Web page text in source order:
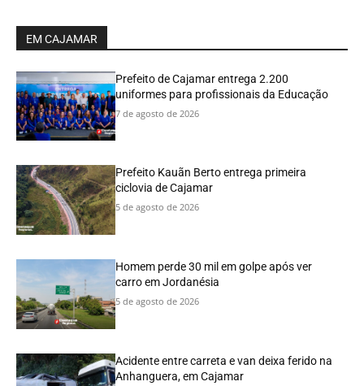
EM CAJAMAR
Prefeito de Cajamar entrega 2.200
uniformes para profissionais da Educação
7 de agosto de 2026
Prefeito Kauãn Berto entrega primeira
ciclovia de Cajamar
5 de agosto de 2026
Homem perde 30 mil em golpe após ver
carro em Jordanésia
5 de agosto de 2026
Acidente entre carreta e van deixa ferido na
Anhanguera, em Cajamar